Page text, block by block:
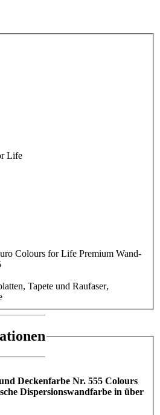
Life
Colours for Life Premium Wand-
, Tapete und Raufaser,
Deckenfarbe Nr. 555 Colours
Dispersionswandfarbe in über